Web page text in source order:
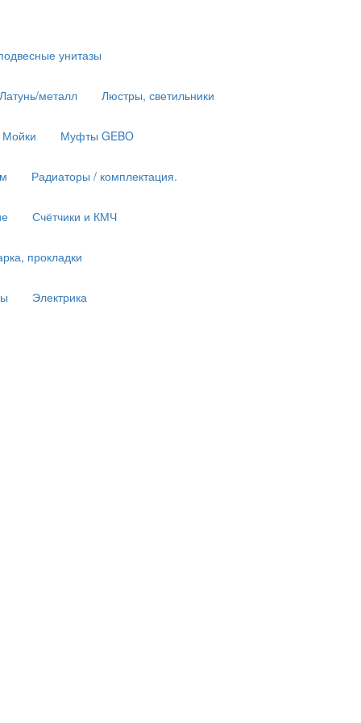
унитазы
металл Люстры, светильники
Мойки Муфты GEBO
Радиаторы / комплектация.
Счётчики и КМЧ
прокладки
Электрика